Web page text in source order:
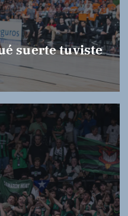
suerte tuviste